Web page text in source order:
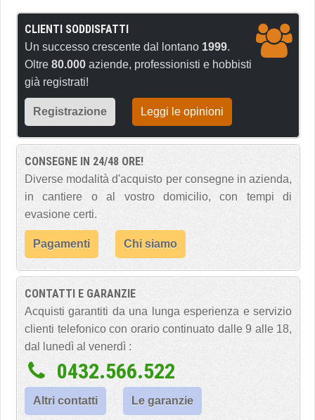
CLIENTI SODDISFATTI
Un successo crescente dal lontano 1999.
Oltre 80.000 aziende, professionisti e hobbisti
già registrati!
Registrazione Leggi le opinioni
CONSEGNE IN 24/48 ORE!
Diverse modalità d'acquisto per consegne in azienda,
in cantiere o al vostro domicilio, con tempi di
evasione certi.
Pagamenti Chi siamo
CONTATTI E GARANZIE
Acquisti garantiti da una lunga esperienza e servizio
clienti telefonico con orario continuato dalle 9 alle 18,
dal lunedì al venerdì :
0432.566.522
Altri contatti Le garanzie